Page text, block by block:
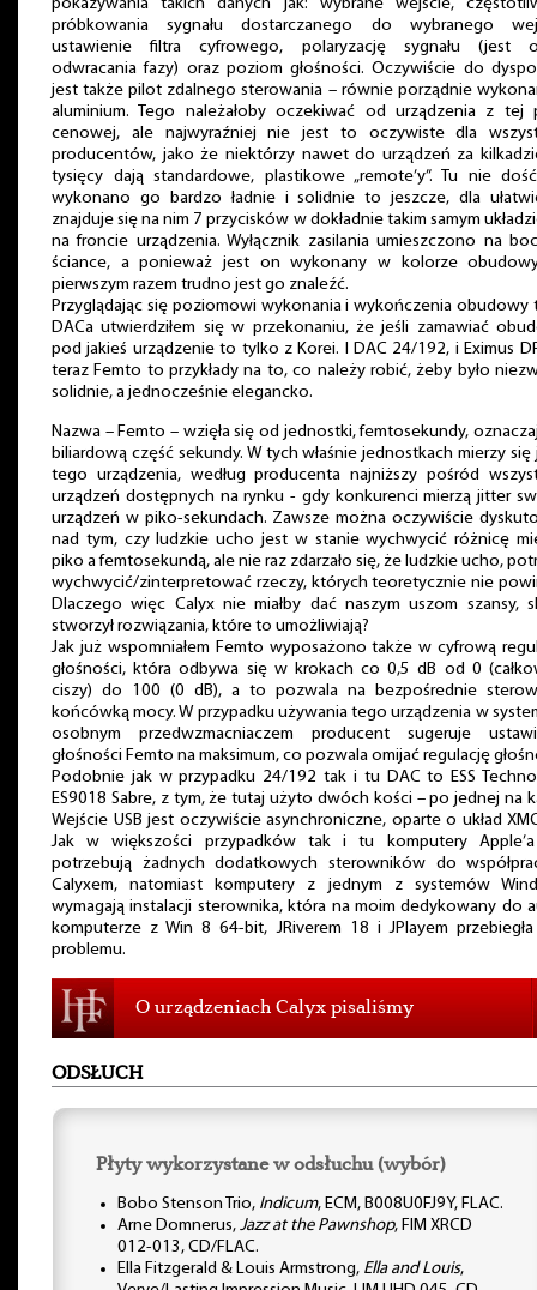
pokazywania takich danych jak: wybrane wejście,
próbkowania sygnału dostarczanego do wybranego
ustawienie filtra cyfrowego, polaryzację sygnału (jest
odwracania fazy) oraz poziom głośności. Oczywiście do
jest także pilot zdalnego sterowania – równie porządnie
aluminium. Tego należałoby oczekiwać od urządzenia z tej
cenowej, ale najwyraźniej nie jest to oczywiste dla
producentów, jako że niektórzy nawet do urządzeń za
tysięcy dają standardowe, plastikowe „remote’y”. Tu nie
wykonano go bardzo ładnie i solidnie to jeszcze, dla
znajduje się na nim 7 przycisków w dokładnie takim samym
na froncie urządzenia. Wyłącznik zasilania umieszczono na
ściance, a ponieważ jest on wykonany w kolorze
pierwszym razem trudno jest go znaleźć.
Przyglądając się poziomowi wykonania i wykończenia obudowy
DACa utwierdziłem się w przekonaniu, że jeśli zamawiać
pod jakieś urządzenie to tylko z Korei. I DAC 24/192, i Eximus
teraz Femto to przykłady na to, co należy robić, żeby było
solidnie, a jednocześnie elegancko.
Nazwa – Femto – wzięła się od jednostki, femtosekundy,
biliardową część sekundy. W tych właśnie jednostkach mierzy
tego urządzenia, według producenta najniższy pośród
urządzeń dostępnych na rynku - gdy konkurenci mierzą jitter
urządzeń w piko-sekundach. Zawsze można oczywiście
nad tym, czy ludzkie ucho jest w stanie wychwycić różnicę
piko a femtosekundą, ale nie raz zdarzało się, że ludzkie ucho,
wychwycić/zinterpretować rzeczy, których teoretycznie nie
Dlaczego więc Calyx nie miałby dać naszym uszom szansy,
stworzył rozwiązania, które to umożliwiają?
Jak już wspomniałem Femto wyposażono także w cyfrową
głośności, która odbywa się w krokach co 0,5 dB od 0
ciszy) do 100 (0 dB), a to pozwala na bezpośrednie
końcówką mocy. W przypadku używania tego urządzenia w
osobnym przedwzmacniaczem producent sugeruje
głośności Femto na maksimum, co pozwala omijać regulację
Podobnie jak w przypadku 24/192 tak i tu DAC to ESS
ES9018 Sabre, z tym, że tutaj użyto dwóch kości – po jednej na
Wejście USB jest oczywiście asynchroniczne, oparte o układ
Jak w większości przypadków tak i tu komputery
potrzebują żadnych dodatkowych sterowników do
Calyxem, natomiast komputery z jednym z systemów
wymagają instalacji sterownika, która na moim dedykowany do
komputerze z Win 8 64-bit, JRiverem 18 i JPlayem
problemu.
O urządzeniach Calyx pisaliśmy
ODSŁUCH
Płyty wykorzystane w odsłuchu (wybór)
Bobo Stenson Trio, Indicum, ECM, B008U0FJ9Y, FLAC.
Arne Domnerus, Jazz at the Pawnshop, FIM XRCD
012-013, CD/FLAC.
Ella Fitzgerald & Louis Armstrong, Ella and Louis,